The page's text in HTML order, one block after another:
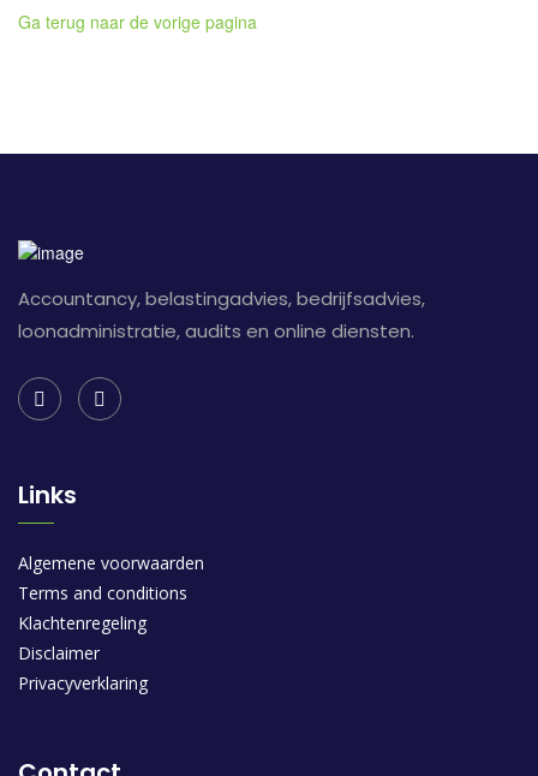
Ga terug naar de vorige pagina
Accountancy, belastingadvies, bedrijfsadvies,
loonadministratie, audits en online diensten.
Links
Algemene voorwaarden
Terms and conditions
Klachtenregeling
Disclaimer
Privacyverklaring